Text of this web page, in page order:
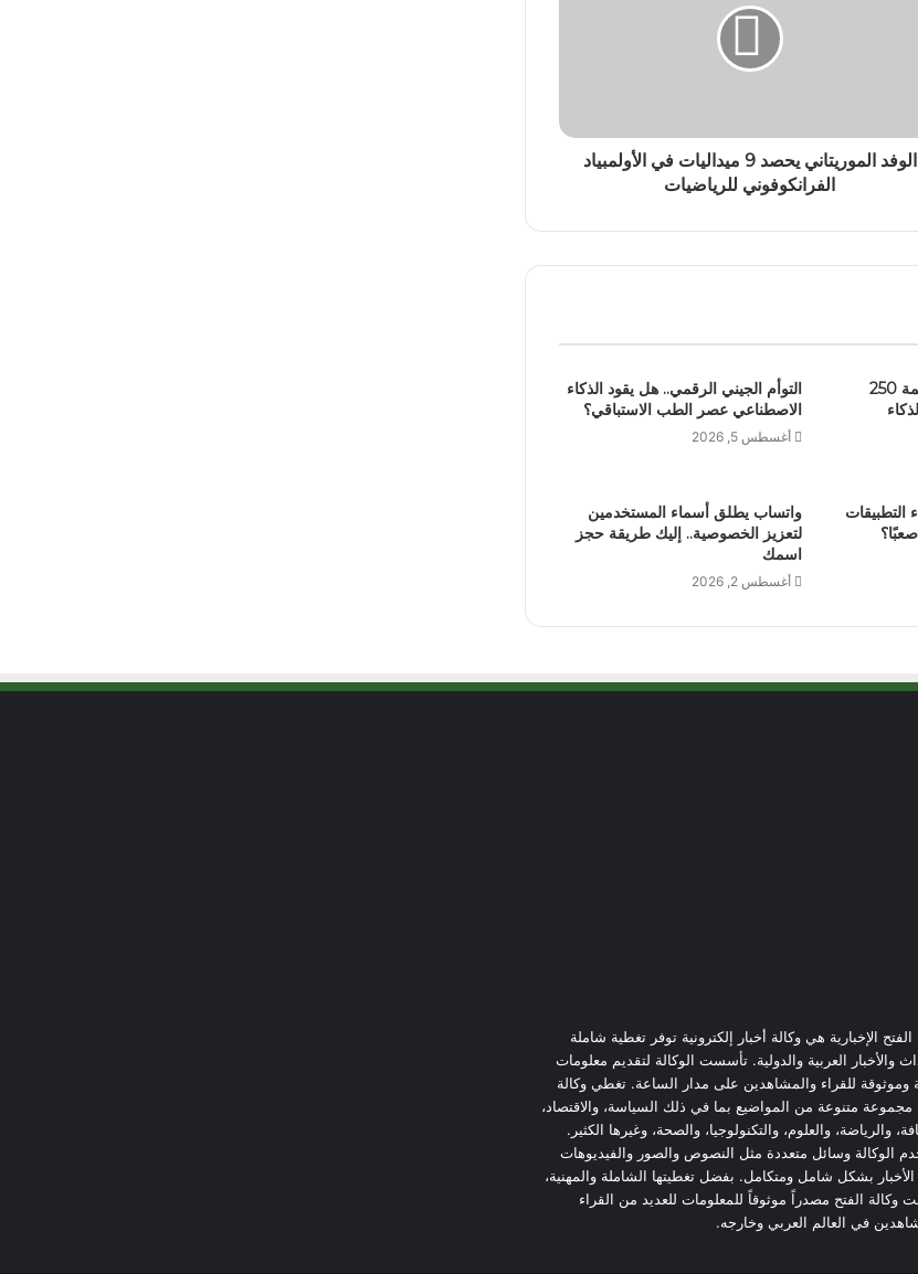
الوفد الموريتاني يحصد 9 ميداليات في الأولمبياد
الفرانكوفوني للرياضيات
آبل توافق على تسوية بقيمة 250
التوأم الجيني الرقمي.. هل يقود الذكاء
الاصطناعي عصر الطب الاستباقي؟
أغسطس 5, 2026
التطبيقات
واتساب يطلق أسماء المستخدمين
لتعزيز الخصوصية.. إليك طريقة حجز
اسمك
أغسطس 2, 2026
الفتح الإخبارية هي وكالة أخبار إلكترونية توفر تغطية شاملة
والأخبار العربية والدولية. تأسست الوكالة لتقديم معلومات
وموثوقة للقراء والمشاهدين على مدار الساعة. تغطي وكالة
مجموعة متنوعة من المواضيع بما في ذلك السياسة، والاقتصاد،
والرياضة، والعلوم، والتكنولوجيا، والصحة، وغيرها الكثير.
الوكالة وسائل متعددة مثل النصوص والصور والفيديوهات
الأخبار بشكل شامل ومتكامل. بفضل تغطيتها الشاملة والمهنية،
وكالة الفتح مصدراً موثوقاً للمعلومات للعديد من القراء
في العالم العربي وخارجه.